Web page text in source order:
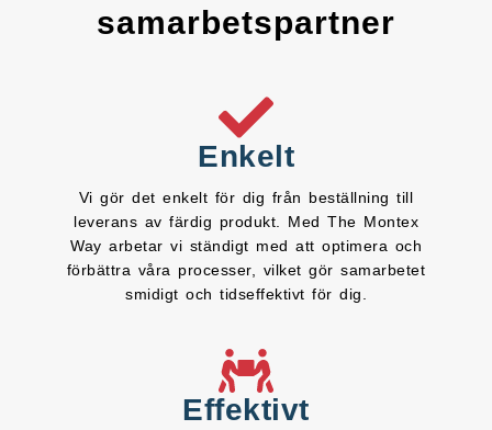
samarbetspartner
Enkelt
Vi gör det enkelt för dig från beställning till
leverans av färdig produkt. Med The Montex
Way arbetar vi ständigt med att optimera och
förbättra våra processer, vilket gör samarbetet
smidigt och tidseffektivt för dig.
Effektivt